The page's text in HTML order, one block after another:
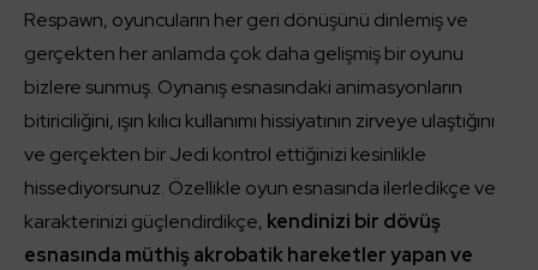
Respawn, oyuncuların her geri dönüşünü dinlemiş ve
gerçekten her anlamda çok daha gelişmiş bir oyunu
bizlere sunmuş. Oynanış esnasındaki animasyonların
bitiriciliğini, ışın kılıcı kullanımı hissiyatının zirveye ulaştığını
ve gerçekten bir Jedi kontrol ettiğinizi kesinlikle
hissediyorsunuz. Özellikle oyun esnasında ilerledikçe ve
karakterinizi güçlendirdikçe, kendinizi bir dövüş
esnasında müthiş akrobatik hareketler yapan ve